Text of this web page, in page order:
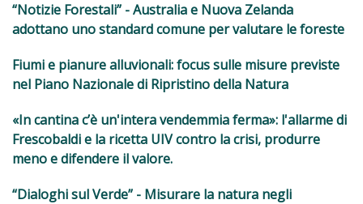
“Notizie Forestali” - Australia e Nuova Zelanda
adottano uno standard comune per valutare le foreste
Fiumi e pianure alluvionali: focus sulle misure previste
nel Piano Nazionale di Ripristino della Natura
«In cantina c’è un'intera vendemmia ferma»: l'allarme di
Frescobaldi e la ricetta UIV contro la crisi, produrre
meno e difendere il valore.
“Dialoghi sul Verde” - Misurare la natura negli